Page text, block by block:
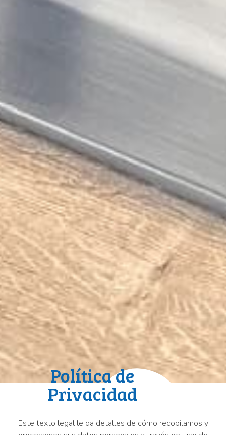
Política de
Privacidad
Este texto legal le da detalles de cómo recopilamos y